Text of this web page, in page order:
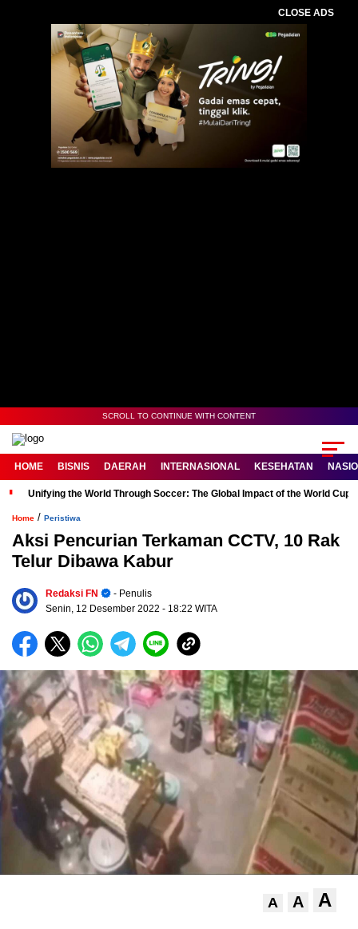
CLOSE ADS
SCROLL TO CONTINUE WITH CONTENT
HOME BISNIS DAERAH INTERNASIONAL KESEHATAN
Unifying the World Through Soccer: The Global Impact of the World Cup
Home / Peristiwa
Aksi Pencurian Terkaman CCTV, 10 Rak
Telur Dibawa Kabur
Redaksi FN
- Penulis
Senin, 12 Desember 2022 - 18:22 WITA
A A A